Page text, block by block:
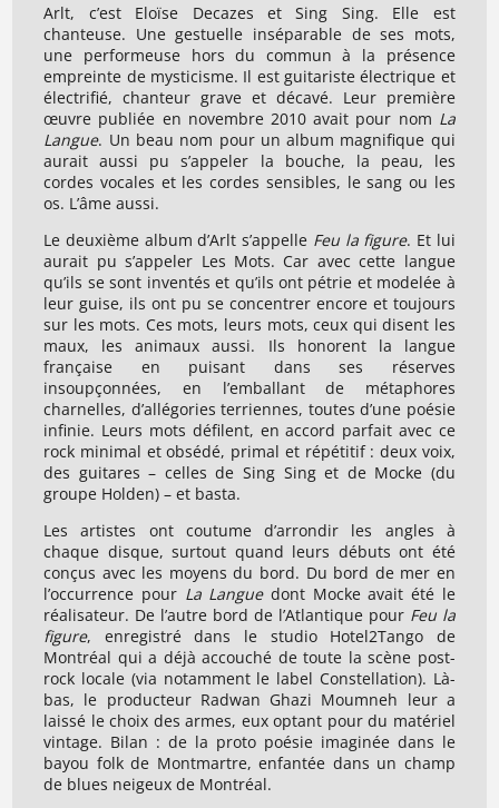
Arlt, c’est Eloïse Decazes et Sing Sing. Elle est
chanteuse. Une gestuelle inséparable de ses mots,
une performeuse hors du commun à la présence
empreinte de mysticisme. Il est guitariste électrique et
électrifié, chanteur grave et décavé. Leur première
œuvre publiée en novembre 2010 avait pour nom La
Langue. Un beau nom pour un album magnifique qui
aurait aussi pu s’appeler la bouche, la peau, les
cordes vocales et les cordes sensibles, le sang ou les
os. L’âme aussi.
Le deuxième album d’Arlt s’appelle Feu la figure. Et lui
aurait pu s’appeler Les Mots. Car avec cette langue
qu’ils se sont inventés et qu’ils ont pétrie et modelée à
leur guise, ils ont pu se concentrer encore et toujours
sur les mots. Ces mots, leurs mots, ceux qui disent les
maux, les animaux aussi. Ils honorent la langue
française en puisant dans ses réserves
insoupçonnées, en l’emballant de métaphores
charnelles, d’allégories terriennes, toutes d’une poésie
infinie. Leurs mots défilent, en accord parfait avec ce
rock minimal et obsédé, primal et répétitif : deux voix,
des guitares – celles de Sing Sing et de Mocke (du
groupe Holden) – et basta.
Les artistes ont coutume d’arrondir les angles à
chaque disque, surtout quand leurs débuts ont été
conçus avec les moyens du bord. Du bord de mer en
l’occurrence pour La Languedont Mocke avait été le
réalisateur. De l’autre bord de l’Atlantique pour Feu la
figure, enregistré dans le studio Hotel2Tango de
Montréal qui a déjà accouché de toute la scène post-
rock locale (via notamment le label Constellation). Là-
bas, le producteur Radwan Ghazi Moumneh leur a
laissé le choix des armes, eux optant pour du matériel
vintage. Bilan : de la proto poésie imaginée dans le
bayou folk de Montmartre, enfantée dans un champ
de blues neigeux de Montréal.